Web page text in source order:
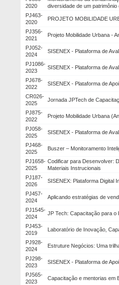
2020
diversidade de um patrimônio
PJ463-
2020
PROJETO MOBILIDADE
PJ356-
2021
Projeto Mobilidade Urbana -
PJ052-
2024
SISENEX - Plataforma de
PJ1086-
2023
SISENEX - Plataforma de
PJ678-
2022
SISENEX - Plataforma de
CR026-
2025
Jornada JPTech de
PJ875-
2022
Projeto Mobilidade Urbana
PJ058-
2025
SISENEX - Plataforma de
PJ468-
2025
Buszer – Monitoramento
PJ1658-
2025
Codificar para Desenvolver:
Materiais Instrucionais
PJ187-
2026
SISENEX: Plataforma Digital
PJ457-
2024
Aplicando estratégias de
PJ1545-
2024
JP Tech: Capacitação para o
PJ453-
2019
Laboratório de Inovação,
PJ928-
2024
Estruture Negócios: Uma
PJ298-
2023
SISENEX - Plataforma de
PJ565-
2023
Capacitação e mentorias em